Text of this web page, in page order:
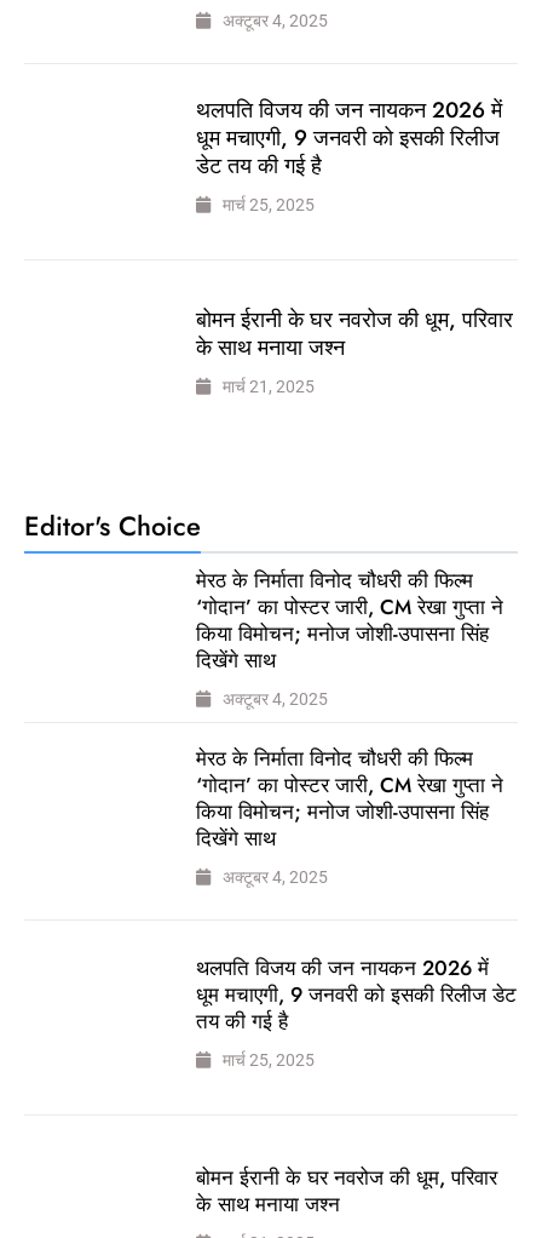
अक्टूबर 4, 2025
थलपति विजय की जन नायकन 2026 में
धूम मचाएगी, 9 जनवरी को इसकी रिलीज
डेट तय की गई है
मार्च 25, 2025
बोमन ईरानी के घर नवरोज की धूम, परिवार
के साथ मनाया जश्न
मार्च 21, 2025
Editor's Choice
मेरठ के निर्माता विनोद चौधरी की फिल्म
‘गोदान’ का पोस्टर जारी, CM रेखा गुप्ता ने
किया विमोचन; मनोज जोशी-उपासना सिंह
दिखेंगे साथ
अक्टूबर 4, 2025
मेरठ के निर्माता विनोद चौधरी की फिल्म
‘गोदान’ का पोस्टर जारी, CM रेखा गुप्ता ने
किया विमोचन; मनोज जोशी-उपासना सिंह
दिखेंगे साथ
अक्टूबर 4, 2025
थलपति विजय की जन नायकन 2026 में
धूम मचाएगी, 9 जनवरी को इसकी रिलीज डेट
तय की गई है
मार्च 25, 2025
बोमन ईरानी के घर नवरोज की धूम, परिवार
के साथ मनाया जश्न